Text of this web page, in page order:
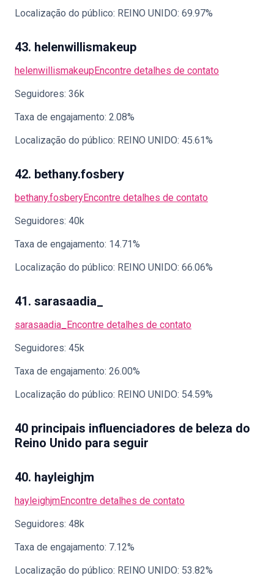
Localização do público: REINO UNIDO: 69.97%
43. helenwillismakeup
helenwillismakeupEncontre detalhes de contato
Seguidores: 36k
Taxa de engajamento: 2.08%
Localização do público: REINO UNIDO: 45.61%
42. bethany.fosbery
bethany.fosberyEncontre detalhes de contato
Seguidores: 40k
Taxa de engajamento: 14.71%
Localização do público: REINO UNIDO: 66.06%
41. sarasaadia_
sarasaadia_ Encontre detalhes de contato
Seguidores: 45k
Taxa de engajamento: 26.00%
Localização do público: REINO UNIDO: 54.59%
40 principais influenciadores de beleza do
Reino Unido para seguir
40. hayleighjm
hayleighjmEncontre detalhes de contato
Seguidores: 48k
Taxa de engajamento: 7.12%
Localização do público: REINO UNIDO: 53.82%